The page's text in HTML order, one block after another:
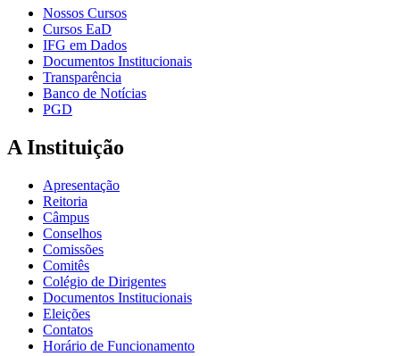
Nossos Cursos
Cursos EaD
IFG em Dados
Documentos Institucionais
Transparência
Banco de Notícias
PGD
A Instituição
Apresentação
Reitoria
Câmpus
Conselhos
Comissões
Comitês
Colégio de Dirigentes
Documentos Institucionais
Eleições
Contatos
Horário de Funcionamento